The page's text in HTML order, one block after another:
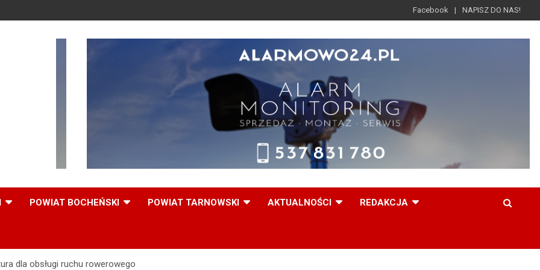
Facebook NAPISZ DO NAS!
POWIAT BOCHEŃSKI POWIAT TARNOWSKI AKTUALNOŚCI REDAKCJA
dla obsługi ruchu rowerowego